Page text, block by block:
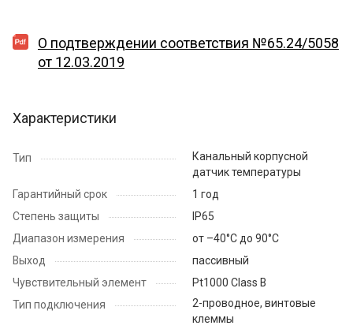
О подтверждении соответствия №65.24/5058
от 12.03.2019
Характеристики
Тип
Канальный корпусной
датчик температуры
Гарантийный срок
1 год
Степень защиты
IP65
Диапазон измерения
от –40°С до 90°С
Выход
пассивный
Чувствительный элемент
Pt1000 Class B
Тип подключения
2-проводное, винтовые
клеммы